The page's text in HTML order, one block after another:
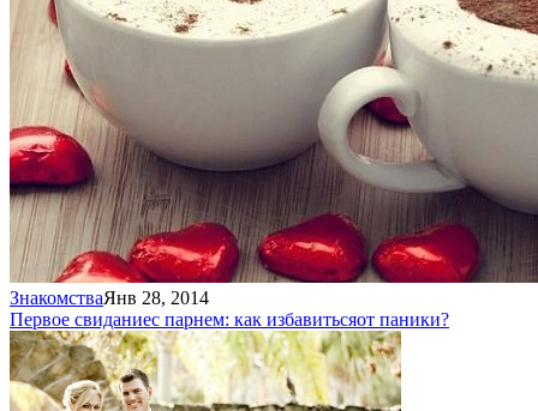
ЗнакомстваЯнв 28, 2014
Первое свиданиес парнем: как избавитьсяот паники?